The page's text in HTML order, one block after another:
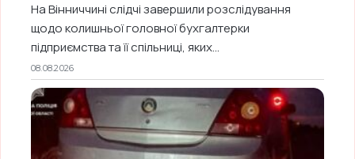
На Вінниччині слідчі завершили розслідування
щодо колишньої головної бухгалтерки
підприємства та її спільниці, яких...
08.08.2026